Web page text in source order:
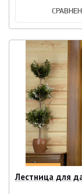
Лестница для